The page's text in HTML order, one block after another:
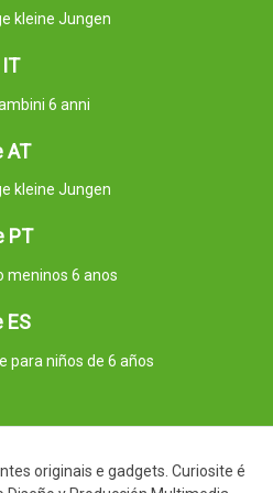
kleine Jungen
6 anni
AT
kleine Jungen
PT
meninos 6 anos
ES
para niños de 6 años
originais e gadgets. Curiosite é